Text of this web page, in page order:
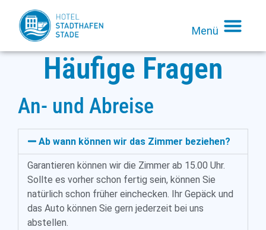
Menü
Häufige Fragen
An- und Abreise
Ab wann können wir das Zimmer beziehen?
Garantieren können wir die Zimmer ab 15.00 Uhr.
Sollte es vorher schon fertig sein, können Sie
natürlich schon früher einchecken. Ihr Gepäck und
das Auto können Sie gern jederzeit bei uns
abstellen.